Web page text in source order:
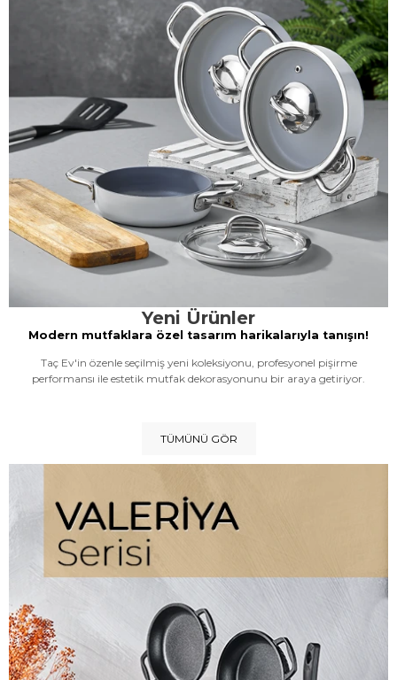
Yeni Ürünler
Modern mutfaklara özel tasarım harikalarıyla tanışın!
Taç Ev'in özenle seçilmiş yeni koleksiyonu, profesyonel pişirme
performansı ile estetik mutfak dekorasyonunu bir araya getiriyor.
TÜMÜNÜ GÖR